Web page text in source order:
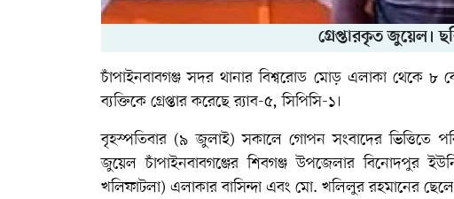
গ্রেপ্তারকৃত জুয়েল।
চাঁপাইনবাবগঞ্জ সদর থানার বিশ্বরোড মোড় এলাকা থেকে
ব্যক্তিকে গ্রেপ্তার করেছে র‍্যাব-৫, সিপিসি-১।
বৃহস্পতিবার (৯ জুলাই) সকালে গোপন সংবাদের ভিত্তিতে
জুয়েল চাঁপাইনবাবগঞ্জের শিবগঞ্জ উপজেলার বিনোদপুর
খলিফাটলা) এলাকার বাসিন্দা এবং মো. খলিলুর রহমানের